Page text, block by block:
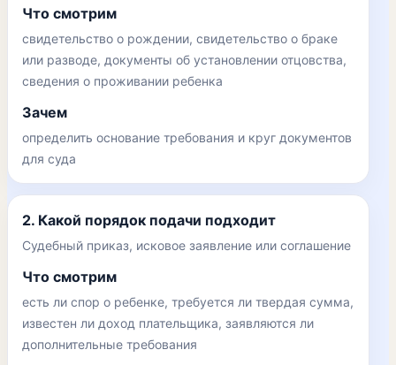
Что смотрим
свидетельство о рождении, свидетельство о браке
или разводе, документы об установлении отцовства,
сведения о проживании ребенка
Зачем
определить основание требования и круг документов
для суда
2. Какой порядок подачи подходит
Судебный приказ, исковое заявление или соглашение
Что смотрим
есть ли спор о ребенке, требуется ли твердая сумма,
известен ли доход плательщика, заявляются ли
дополнительные требования